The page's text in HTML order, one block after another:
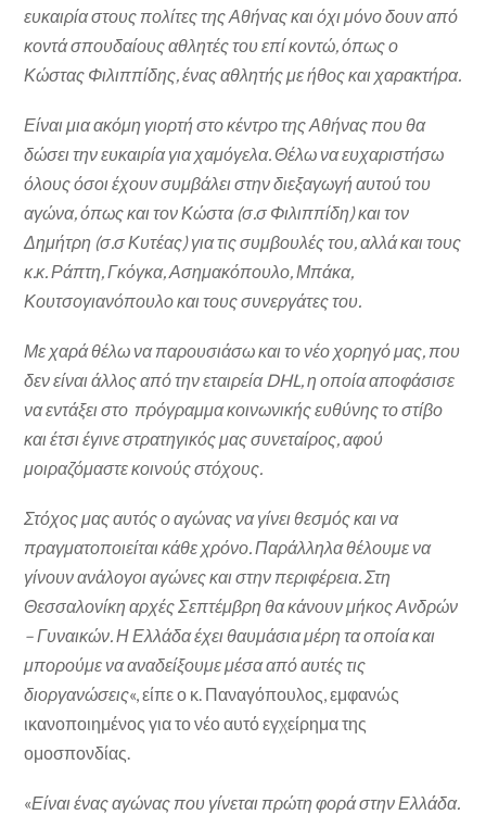
ευκαιρία στους πολίτες της Αθήνας και όχι μόνο δουν από
κοντά σπουδαίους αθλητές του επί κοντώ, όπως ο
Κώστας Φιλιππίδης, ένας αθλητής με ήθος και χαρακτήρα.
Είναι μια ακόμη γιορτή στο κέντρο της Αθήνας που θα
δώσει την ευκαιρία για χαμόγελα. Θέλω να ευχαριστήσω
όλους όσοι έχουν συμβάλει στην διεξαγωγή αυτού του
αγώνα, όπως και τον Κώστα (σ.σ Φιλιππίδη) και τον
Δημήτρη (σ.σ Κυτέας) για τις συμβουλές του, αλλά και τους
κ.κ. Ράπτη, Γκόγκα, Ασημακόπουλο, Μπάκα,
Κουτσογιανόπουλο και τους συνεργάτες του.
Με χαρά θέλω να παρουσιάσω και το νέο χορηγό μας, που
δεν είναι άλλος από την εταιρεία DHL, η οποία αποφάσισε
να εντάξει στο πρόγραμμα κοινωνικής ευθύνης το στίβο
και έτσι έγινε στρατηγικός μας συνεταίρος, αφού
μοιραζόμαστε κοινούς στόχους.
Στόχος μας αυτός ο αγώνας να γίνει θεσμός και να
πραγματοποιείται κάθε χρόνο. Παράλληλα θέλουμε να
γίνουν ανάλογοι αγώνες και στην περιφέρεια. Στη
Θεσσαλονίκη αρχές Σεπτέμβρη θα κάνουν μήκος Ανδρών
– Γυναικών. Η Ελλάδα έχει θαυμάσια μέρη τα οποία και
μπορούμε να αναδείξουμε μέσα από αυτές τις
διοργανώσεις«, είπε ο κ. Παναγόπουλος, εμφανώς
ικανοποιημένος για το νέο αυτό εγχείρημα της
ομοσπονδίας.
«Είναι ένας αγώνας που γίνεται πρώτη φορά στην Ελλάδα.